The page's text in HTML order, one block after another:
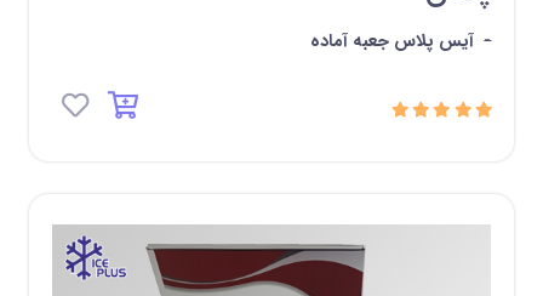
- آیس پلاس جعبه آماده